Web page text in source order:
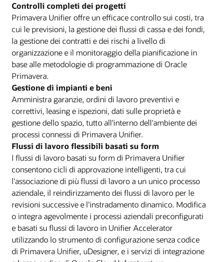
Controlli completi dei progetti
Primavera Unifier offre un efficace controllo sui costi, tra
cui le previsioni, la gestione dei flussi di cassa e dei fondi,
la gestione dei contratti e dei rischi a livello di
organizzazione e il monitoraggio della pianificazione in
base alle metodologie di programmazione di Oracle
Primavera.
Gestione di impianti e beni
Amministra garanzie, ordini di lavoro preventivi e
correttivi, leasing e ispezioni, dati sulle proprietà e
gestione dello spazio, tutto all'interno dell'ambiente dei
processi connessi di Primavera Unifier.
Flussi di lavoro flessibili basati su form
I flussi di lavoro basati su form di Primavera Unifier
consentono cicli di approvazione intelligenti, tra cui
l'associazione di più flussi di lavoro a un unico processo
aziendale, il reindirizzamento dei flussi di lavoro per le
revisioni successive e l'instradamento dinamico. Modifica
o integra agevolmente i processi aziendali preconfigurati
e basati su flussi di lavoro in Unifier Accelerator
utilizzando lo strumento di configurazione senza codice
di Primavera Unifier, uDesigner, e i servizi di integrazione